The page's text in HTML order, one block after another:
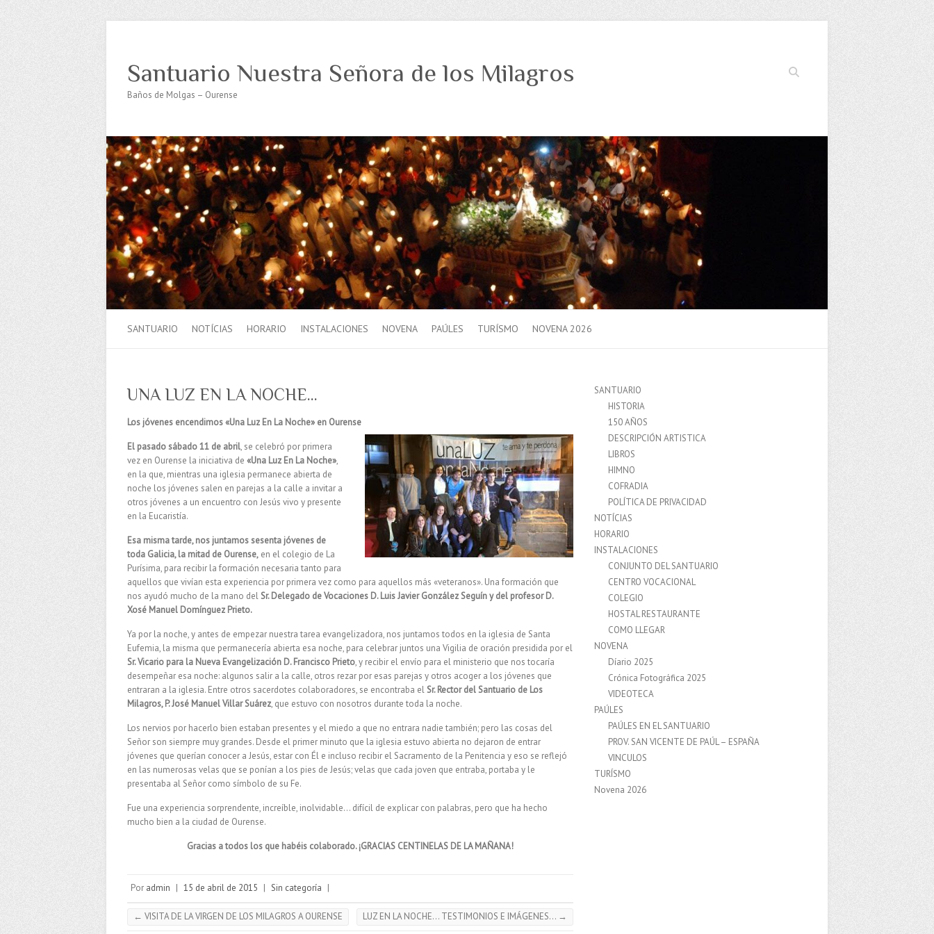
Buscar
Santuario Nuestra Señora de los Milagros
Baños de Molgas – Ourense
SANTUARIO NOTÍCIAS HORARIO INSTALACIONES NOVENA PAÚLES TURÍSMO NOVENA 2026
UNA LUZ EN LA NOCHE…
Los jóvenes encendimos «Una Luz En La Noche» en Ourense
El pasado sábado 11 de abril, se celebró por primera
vez en Ourense la iniciativa de «Una Luz En La Noche»,
en la que, mientras una iglesia permanece abierta de
noche los jóvenes salen en parejas a la calle a invitar a
otros jóvenes a un encuentro con Jesús vivo y presente
en la Eucaristía.
Esa misma tarde, nos juntamos sesenta jóvenes de
toda Galicia, la mitad de Ourense, en el colegio de La
Purísima, para recibir la formación necesaria tanto para
aquellos que vivían esta experiencia por primera vez como para aquellos más «veteranos». Una formación que
nos ayudó mucho de la mano del Sr. Delegado de Vocaciones D. Luis Javier González Seguín y del profesor D.
Xosé Manuel Domínguez Prieto.
Ya por la noche, y antes de empezar nuestra tarea evangelizadora, nos juntamos todos en la iglesia de Santa
Eufemia, la misma que permanecería abierta esa noche, para celebrar juntos una Vigilia de oración presidida por el
Sr. Vicario para la Nueva Evangelización D. Francisco Prieto, y recibir el envío para el ministerio que nos tocaría
desempeñar esa noche: algunos salir a la calle, otros rezar por esas parejas y otros acoger a los jóvenes que
entraran a la iglesia. Entre otros sacerdotes colaboradores, se encontraba el Sr. Rector del Santuario de Los
Milagros, P. José Manuel Villar Suárez, que estuvo con nosotros durante toda la noche.
Los nervios por hacerlo bien estaban presentes y el miedo a que no entrara nadie también; pero las cosas del
Señor son siempre muy grandes. Desde el primer minuto que la iglesia estuvo abierta no dejaron de entrar
jóvenes que querían conocer a Jesús, estar con Él e incluso recibir el Sacramento de la Penitencia y eso se reflejó
en las numerosas velas que se ponían a los pies de Jesús; velas que cada joven que entraba, portaba y le
presentaba al Señor como símbolo de su Fe.
Fue una experiencia sorprendente, increíble, inolvidable… difícil de explicar con palabras, pero que ha hecho
mucho bien a la ciudad de Ourense.
Gracias a todos los que habéis colaborado. ¡GRACIAS CENTINELAS DE LA MAÑANA!
Por admin | 15 de abril de 2015 | Sin categoría |
← VISITA DE LA VIRGEN DE LOS MILAGROS A OURENSE LUZ EN LA NOCHE… TESTIMONIOS E IMÁGENES… →
SANTUARIO
HISTORIA
150 AÑOS
DESCRIPCIÓN ARTISTICA
LIBROS
HIMNO
COFRADIA
POLÍTICA DE PRIVACIDAD
NOTÍCIAS
HORARIO
INSTALACIONES
CONJUNTO DEL SANTUARIO
CENTRO VOCACIONAL
COLEGIO
HOSTAL RESTAURANTE
COMO LLEGAR
NOVENA
Díario 2025
Crónica Fotográfica 2025
VIDEOTECA
PAÚLES
PAÚLES EN EL SANTUARIO
PROV. SAN VICENTE DE PAÚL – ESPAÑA
VINCULOS
TURÍSMO
Novena 2026